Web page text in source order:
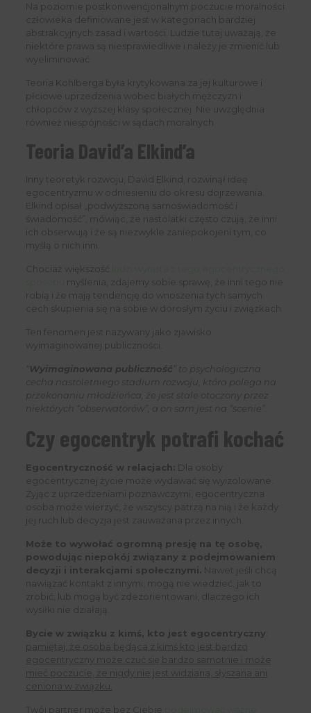
Na poziomie postkonwencjonalnym poczucie moralności
człowieka definiowane jest w kategoriach bardziej
abstrakcyjnych zasad i wartości. Ludzie tutaj uważają, że
niektóre prawa są niesprawiedliwe i należy je zmienić lub
wyeliminować.
Teoria Kohlberga była krytykowana za jej kulturowe i
płciowe uprzedzenia wobec białych mężczyzn i
chłopców z wyższej klasy społecznej. Nie uwzględnia
również niespójności w sądach moralnych.
Teoria David’a Elkind’a
Inny teoretyk rozwoju, David Elkind, rozwinął ideę
egocentryzmu w odniesieniu do okresu dojrzewania.
Elkind opisał „podwyższoną samoświadomość i
świadomość”, mówiąc, że nastolatki często czują, że inni
ich obserwują i że są niezwykle zaniepokojeni tym, co
myślą o nich inni.
Chociaż większość
myślenia, zdajemy sobie sprawę, że inni tego nie
robią i że mają tendencję do wnoszenia tych samych
cech skupienia się na sobie w dorosłym życiu i związkach.
Ten fenomen jest nazywany jako zjawisko
wyimaginowanej publiczności.
Wyimaginowana publiczność” to psychologiczna
cecha nastoletniego stadium rozwoju, która polega na
przekonaniu młodzieńca, że ​​jest stale otoczony przez
niektórych “obserwatorów”, a on sam jest na “scenie”.
Czy egocentryk potrafi kochać
Egocentryczność w relacjach: Dla osoby
egocentrycznej życie może wydawać się wyizolowane.
Żyjąc z uprzedzeniami poznawczymi, egocentryczna
osoba może wierzyć, że wszyscy patrzą na nią i że każdy
jej ruch lub decyzja jest zauważana przez innych.
Może to wywołać ogromną presję na tę osobę,
powodując niepokój związany z podejmowaniem
decyzji i interakcjami społecznymi. Nawet jeśli chcą
nawiązać kontakt z innymi, mogą nie wiedzieć, jak to
zrobić, lub mogą być zdezorientowani, dlaczego ich
wysiłki nie działają.
Bycie w związku z kimś, kto jest egocentryczny
pamiętaj, że osoba będąca z kimś kto jest bardzo
egocentryczny może czuć się bardzo samotnie i może
mieć poczucie, że nigdy nie jest widziana, słyszana ani
ceniona w związku.
Twój partner może bez Ciebie